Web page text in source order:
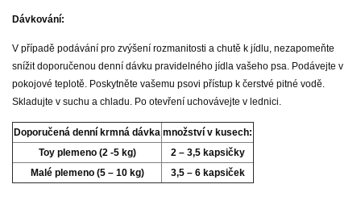
Dávkování:
V případě podávání pro zvýšení rozmanitosti a chutě k jídlu, nezapomeňte
snížit doporučenou denní dávku pravidelného jídla vašeho psa. Podávejte v
pokojové teplotě. Poskytněte vašemu psovi přístup k čerstvé pitné vodě.
Skladujte v suchu a chladu. Po otevření uchovávejte v lednici.
Doporučená denní krmná dávka množství v kusech:
Toy plemeno (2 -5 kg)
2 – 3,5 kapsičky
Malé plemeno (5 – 10 kg)
3,5 – 6 kapsiček